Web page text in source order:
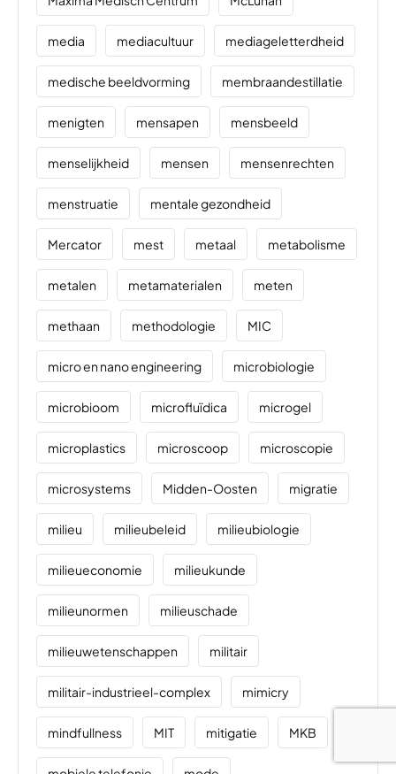
media mediacultuur mediageletterdheid
medische beeldvorming membraandestillatie
menigten mensapen mensbeeld
menselijkheid mensen mensenrechten
menstruatie mentale gezondheid
Mercator mest metaal metabolisme
metalen metamaterialen meten
methaan methodologie MIC
micro en nano engineering microbiologie
microbioom microfluïdica microgel
microplastics microscoop microscopie
microsystems Midden-Oosten migratie
milieu milieubeleid milieubiologie
milieueconomie milieukunde
milieunormen milieuschade
milieuwetenschappen militair
militair-industrieel-complex mimicry
mindfullness MIT mitigatie MKB